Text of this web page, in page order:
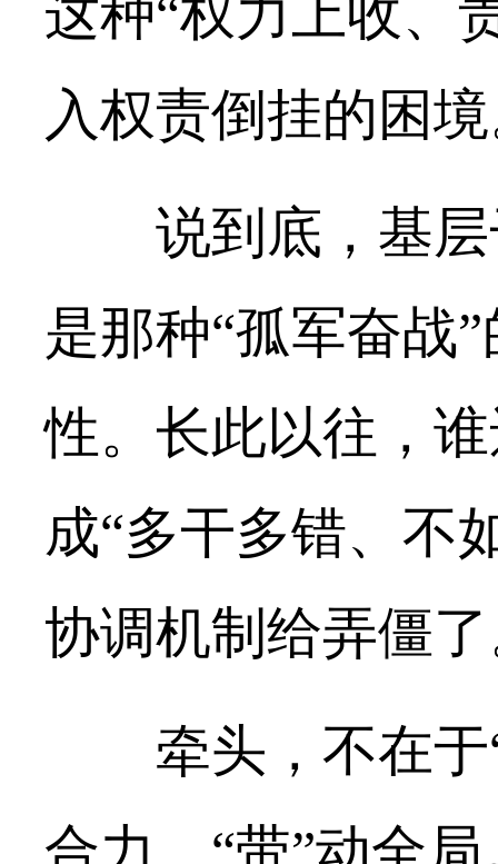
这种“权力上收、
入权责倒挂的困
说到底，基层
是那种“孤军奋战
性。长此以往，
成“多干多错、不
协调机制给弄僵
牵头，不在于“
合力、“带”动全